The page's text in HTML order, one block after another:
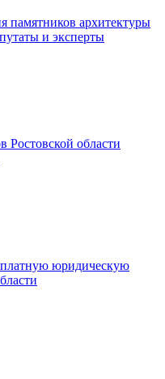
памятников архитектуры
и эксперты
Ростовской области
юридическую